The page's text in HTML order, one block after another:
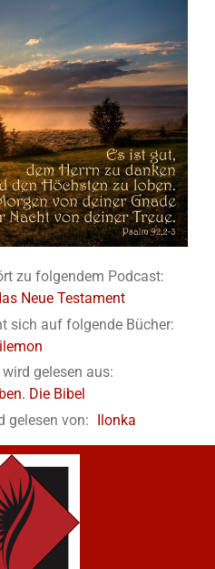
zu folgendem Podcast:
Neue Testament
sich auf folgende Bücher:
wird gelesen aus:
Die Bibel
gelesen von:
Ilonka